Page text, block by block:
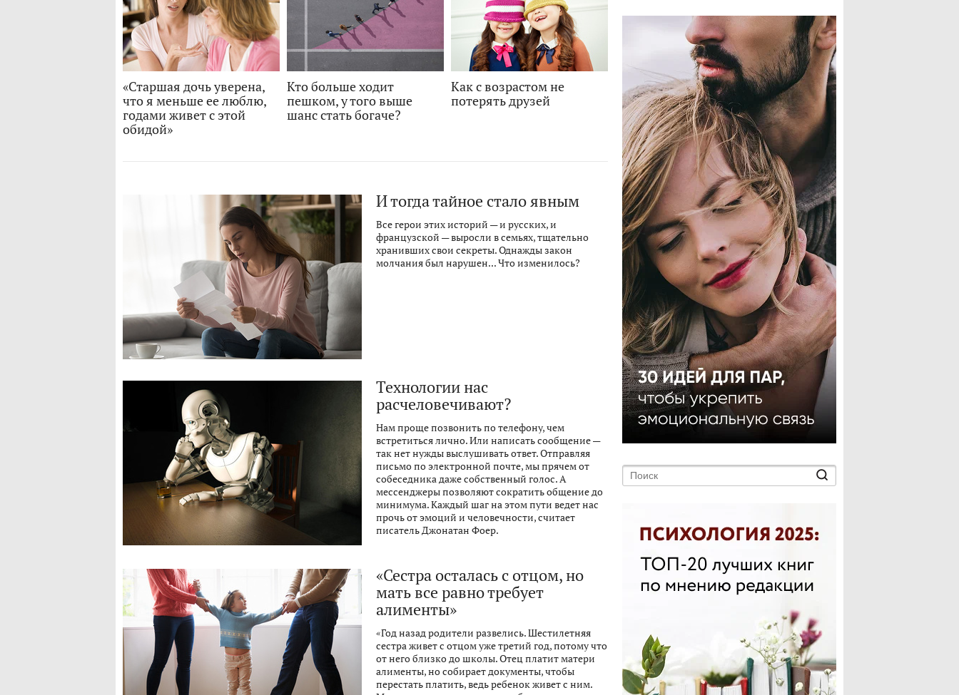
«Старшая дочь уверена,
что я меньше ее люблю,
годами живет с этой
обидой»
Кто больше ходит
пешком, у того выше
шанс стать богаче?
Как с возрастом не
потерять друзей
И тогда тайное стало явным
Все герои этих историй — и русских, и
французской — выросли в семьях, тщательно
хранивших свои секреты. Однажды закон
молчания был нарушен... Что изменилось?
Технологии нас
расчеловечивают?
Нам проще позвонить по телефону, чем
встретиться лично. Или написать сообщение —
так нет нужды выслушивать ответ. Отправляя
письмо по электронной почте, мы прячем от
собеседника даже собственный голос. А
мессенджеры позволяют сократить общение до
минимума. Каждый шаг на этом пути ведет нас
прочь от эмоций и человечности, считает
писатель Джонатан Фоер.
«Сестра осталась с отцом, но
мать все равно требует
алименты»
«Год назад родители развелись. Шестилетняя
сестра живет с отцом уже третий год, потому что
от него близко до школы. Отец платит матери
алименты, но собирает документы, чтобы
перестать платить, ведь ребенок живет с ним.